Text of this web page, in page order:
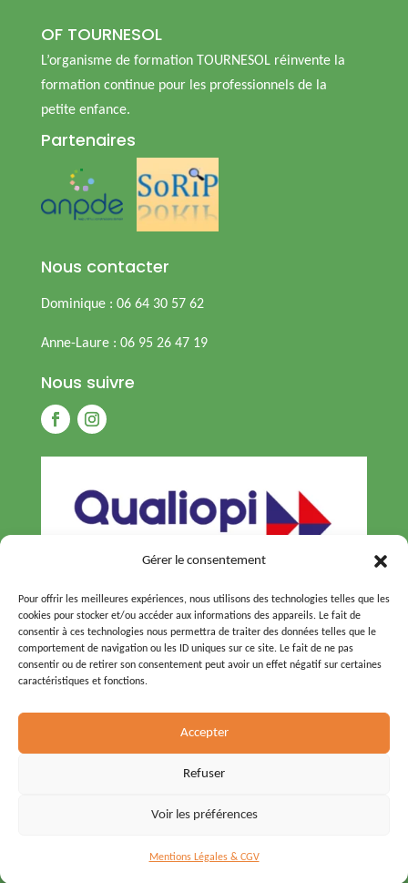
Gérer le consentement
Pour offrir les meilleures expériences, nous utilisons des technologies telles que les
cookies pour stocker et/ou accéder aux informations des appareils. Le fait de
consentir à ces technologies nous permettra de traiter des données telles que le
comportement de navigation ou les ID uniques sur ce site. Le fait de ne pas
consentir ou de retirer son consentement peut avoir un effet négatif sur certaines
caractéristiques et fonctions.
Accepter
Refuser
Voir les préférences
Mentions Légales & CGV
OF TOURNESOL
L’organisme de formation TOURNESOL réinvente la
formation continue pour les professionnels de la
petite enfance.
Partenaires
Nous contacter
Dominique : 06 64 30 57 62
Anne-Laure : 06 95 26 47 19
Nous suivre
© 2026 – Tous droits réservés –
Squad
Règlement intérieur
Conditions d’abonnement à la Newsletter